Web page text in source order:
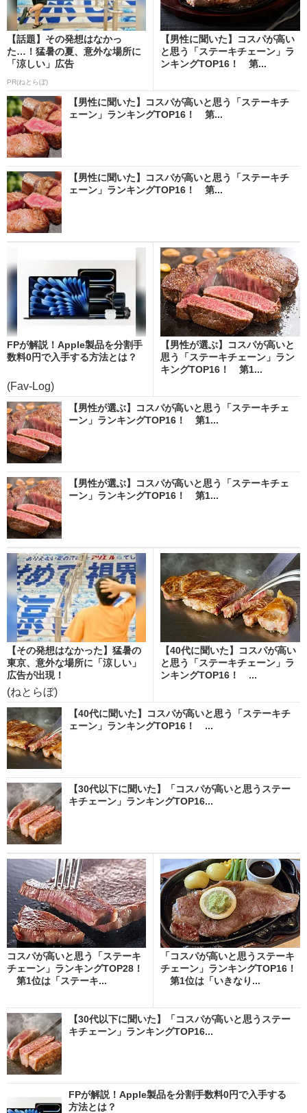
【話題】その発想はなかっ
た…！猛暑の夏、意外な場所に
「涼しい」広告
PR(ねとらぼ)
【男性に聞いた】コスパが高い
と思う「ステーキチェーン」ラ
ンキングTOP16！ 第...
【男性に聞いた】コスパが高いと思う「ステーキチ
ェーン」ランキングTOP16！ 第...
【男性に聞いた】コスパが高いと思う「ステーキチ
ェーン」ランキングTOP16！ 第...
FPが解説！Apple製品を分割手
数料0円で入手する方法とは？
(Fav-Log)
【男性が選ぶ】コスパが高いと
思う「ステーキチェーン」ラン
キングTOP16！ 第1...
【男性が選ぶ】コスパが高いと思う「ステーキチェ
ーン」ランキングTOP16！ 第1...
【男性が選ぶ】コスパが高いと思う「ステーキチェ
ーン」ランキングTOP16！ 第1...
【その発想はなかった】猛暑の
東京、意外な場所に「涼しい」
広告が出現！
(ねとらぼ)
【40代に聞いた】コスパが高い
と思う「ステーキチェーン」ラ
ンキングTOP16！ ...
【40代に聞いた】コスパが高いと思う「ステーキチ
ェーン」ランキングTOP16！ ...
【30代以下に聞いた】「コスパが高いと思うステー
キチェーン」ランキングTOP16...
コスパが高いと思う「ステーキ
チェーン」ランキングTOP28！
第1位は「ステーキ...
「コスパが高いと思うステーキ
チェーン」ランキングTOP16！
第1位は「いきなり...
【30代以下に聞いた】「コスパが高いと思うステー
キチェーン」ランキングTOP16...
FPが解説！Apple製品を分割手数料0円で入手する
方法とは？